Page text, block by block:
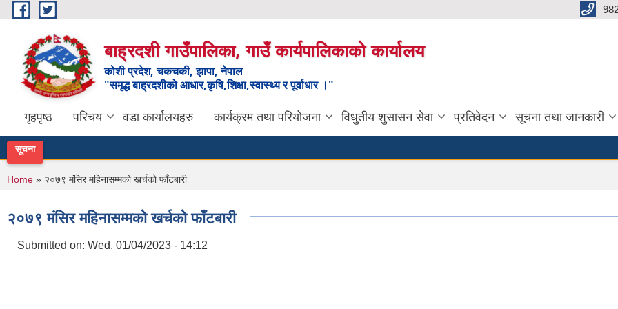
Skip to main content
बाह्रदशी गाउँपालिका, गाउँ कार्यपालिकाको कार्यालय
कोशी प्रदेश, चकचकी, झापा, नेपाल
"समृद्ध बाह्रदशीको आधार,कृषि,शिक्षा,स्वास्थ्य र पूर्वाधार ।"
गृहपृष्ठ परिचय वडा कार्यालयहरु कार्यक्रम तथा परियोजना विधुतीय शुसासन सेवा प्रतिवेदन सूचना तथा जानकारी
सूचना
You are here
Home » २०७९ मंसिर महिनासम्मको खर्चको फाँटबारी
२०७९ मंसिर महिनासम्मको खर्चको फाँटबारी
Submitted on: Wed, 01/04/2023 - 14:12